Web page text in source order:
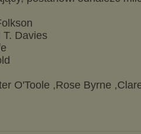
T. Davies
O'Toole ,Rose Byrne